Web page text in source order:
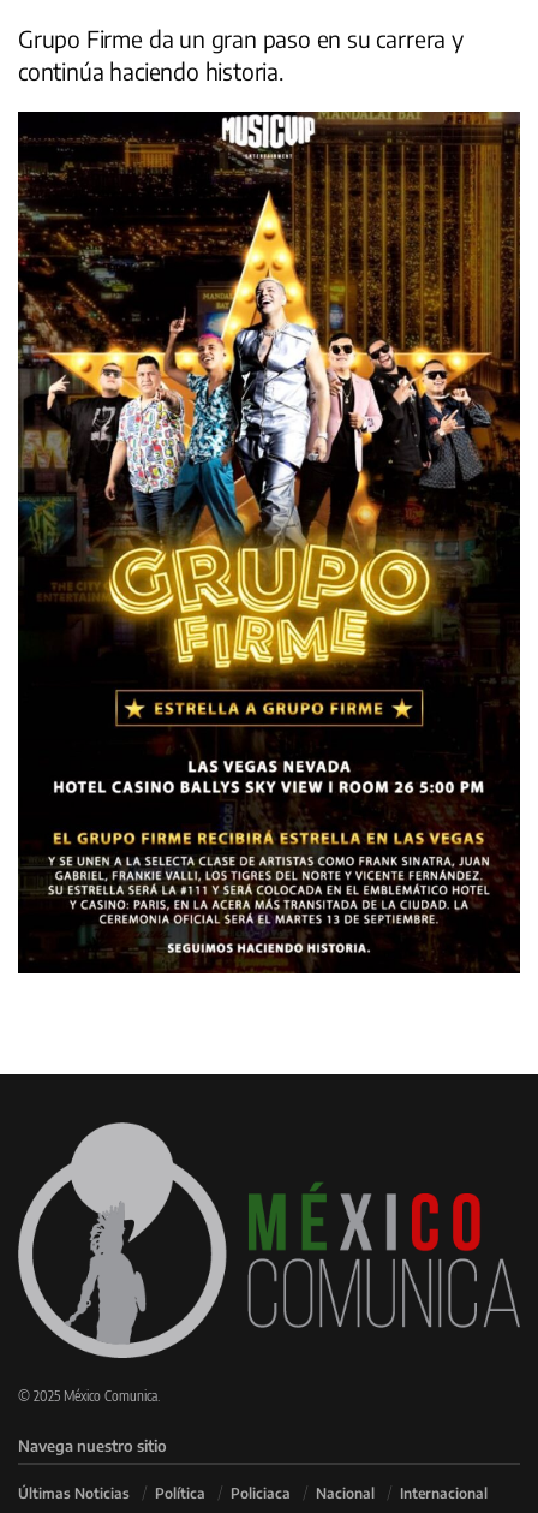
Grupo Firme da un gran paso en su carrera y
continúa haciendo historia.
© 2025 México Comunica.
Navega nuestro sitio
Últimas Noticias Política Policiaca Nacional Internacional